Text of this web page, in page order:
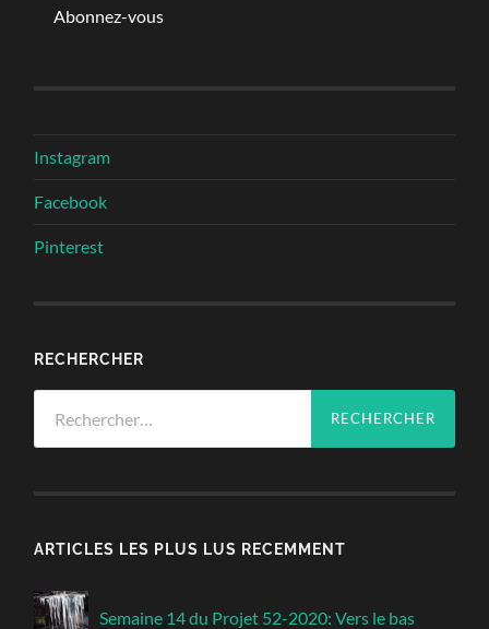
Abonnez-vous
Instagram
Facebook
Pinterest
RECHERCHER
ARTICLES LES PLUS LUS RECEMMENT
Semaine 14 du Projet 52-2020: Vers le bas